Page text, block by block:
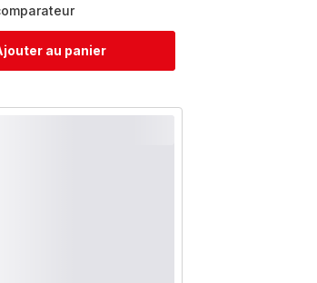
Intensity
Milk
EA5028E0
automatique
au panier